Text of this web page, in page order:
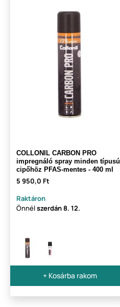
COLLONIL CARBON PRO
impregnáló spray minden típusú
cipőhöz PFAS-mentes - 400 ml
5 950,0 Ft
Raktáron
Önnélszerdán8. 12.
+ Kosárba rakom